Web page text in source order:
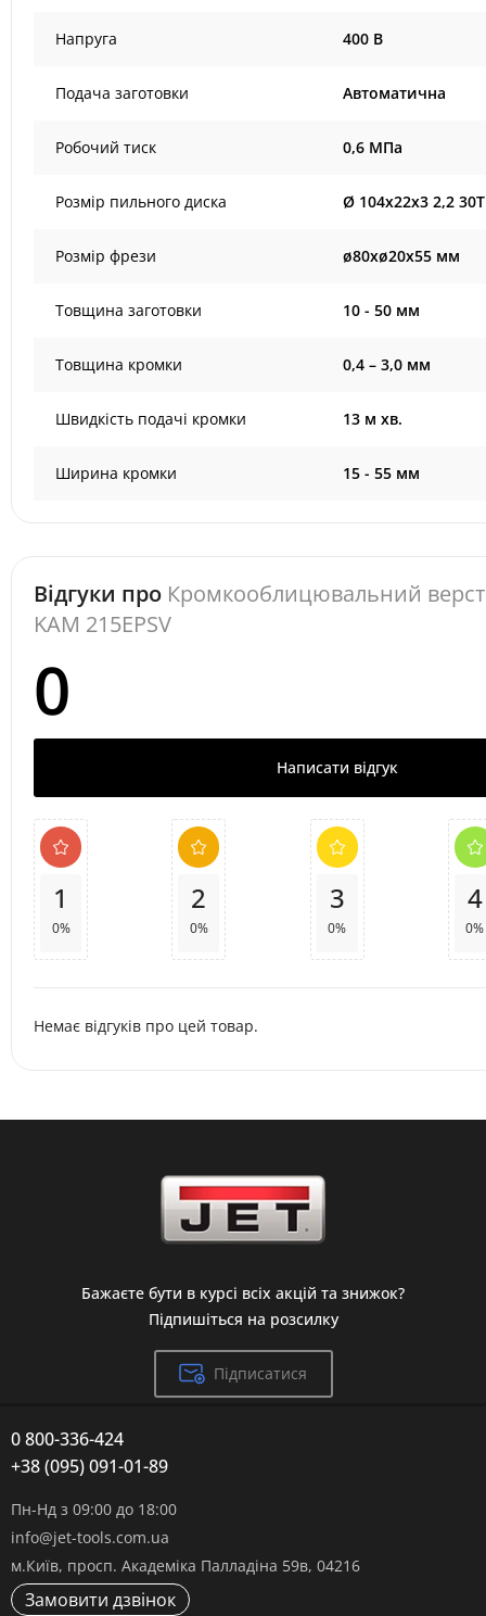
Напруга 400 В
Подача заготовки Автоматична
Робочий тиск 0,6 МПа
Розмір пильного диска Ø 104x22x3 2,2
Розмір фрези ø80xø20x55 мм
Товщина заготовки 10 - 50 мм
Товщина кромки 0,4 – 3,0 мм
Швидкість подачі кромки 13 м хв.
Ширина кромки 15 - 55 мм
Відгуки про Кромкооблицювальний
KAM 215EPSV
0
Написати відгук
1
0%
2
0%
3
0%
4
0%
Немає відгуків про цей товар.
Бажаєте бути в курсі всіх акцій та знижок?
Підпишіться на розсилку
Підписатися
0 800-336-424
+38 (095) 091-01-89
Пн-Нд з 09:00 до 18:00
info@jet-tools.com.ua
м.Київ, просп. Академіка Палладіна 59в, 04216
Замовити дзвінок